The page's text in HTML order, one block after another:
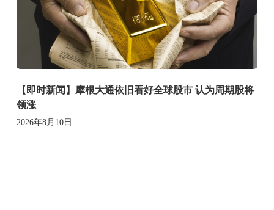
【即时新闻】摩根大通依旧看好全球股市 认为周期股将
领涨
2026年8月10日